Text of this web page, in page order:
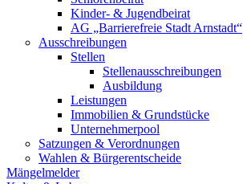
Kinder- & Jugendbeirat
AG „Barrierefreie Stadt Arnstadt“
Ausschreibungen
Stellen
Stellenausschreibungen
Ausbildung
Leistungen
Immobilien & Grundstücke
Unternehmerpool
Satzungen & Verordnungen
Wahlen & Bürgerentscheide
Mängelmelder